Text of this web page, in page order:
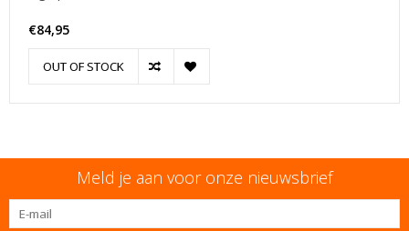
€84,95
OUT OF STOCK
Meld je aan voor onze nieuwsbrief